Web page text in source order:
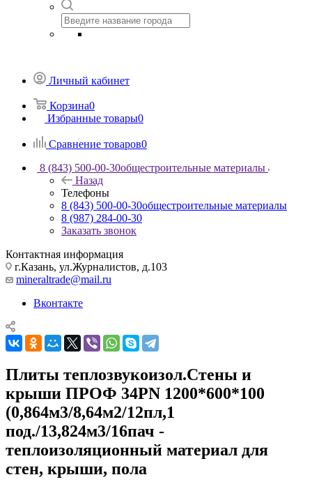
Личный кабинет
Корзина0
Избранные товары0
Сравнение товаров0
8 (843) 500-00-30общестроительные материалы
Назад
Телефоны
8 (843) 500-00-30общестроительные материалы
8 (987) 284-00-30
Заказать звонок
Контактная информация
г.Казань, ул.Журналистов, д.103
mineraltrade@mail.ru
Вконтакте
Плиты теплозвукоизол.Стены и
крыши ПРОФ 34PN 1200*600*100
(0,864м3/8,64м2/12пл,1
под./13,824м3/16пач -
теплоизоляционный материал для
стен, крыши, пола